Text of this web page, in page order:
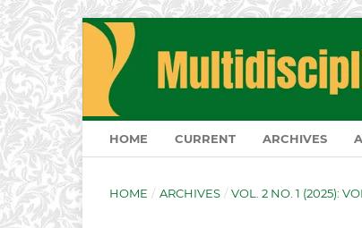
HOME CURRENT ARCHIVES
HOME / ARCHIVES / VOL. 2 NO. 1 (2025):